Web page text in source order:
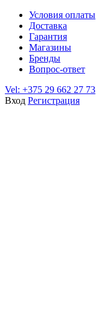
Условия оплаты
Доставка
Гарантия
Магазины
Бренды
Вопрос-ответ
Vel: +375 29 662 27 73
Вход Регистрация